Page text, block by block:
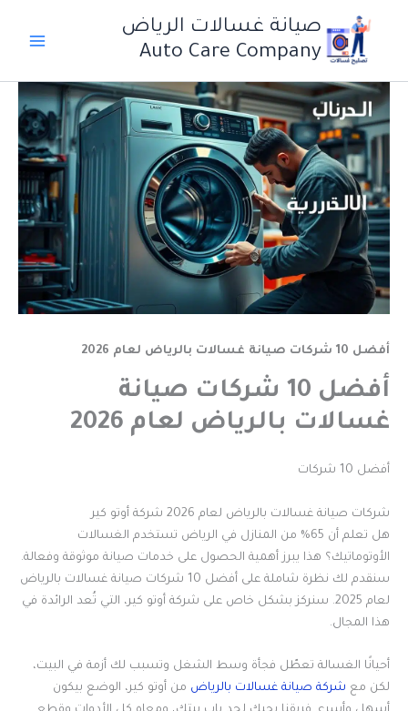
المحتوى
صيانة غسالات الرياض
Auto Care Company
أفضل 10 شركات صيانة غسالات بالرياض لعام 2026
أفضل 10 شركات صيانة
غسالات بالرياض لعام 2026
أفضل 10 شركات
شركات صيانة غسالات بالرياض لعام 2026 شركة أوتو كير
هل تعلم أن 65% من المنازل في الرياض تستخدم الغسالات
الأوتوماتيك؟ هذا يبرز أهمية الحصول على خدمات صيانة موثوقة وفعالة.
سنقدم لك نظرة شاملة على أفضل 10 شركات صيانة غسالات بالرياض
لعام 2025. سنركز بشكل خاص على شركة أوتو كير، التي تُعد الرائدة في
هذا المجال.
أحيانًا الغسالة تعطّل فجأة وسط الشغل وتسبب لك أزمة في البيت،
لكن مع شركة صيانة غسالات بالرياض من أوتو كير، الوضع بيكون